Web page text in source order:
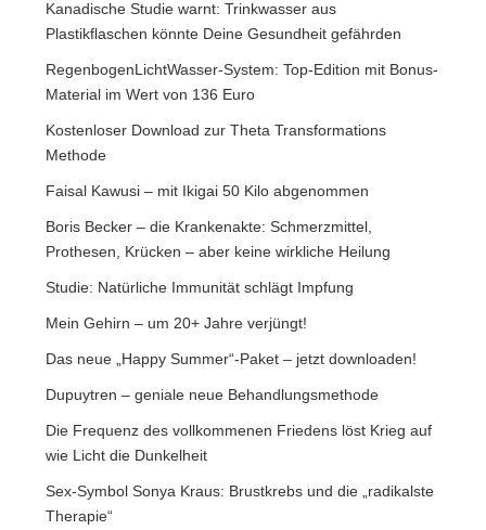
Kanadische Studie warnt: Trinkwasser aus
Plastikflaschen könnte Deine Gesundheit gefährden
RegenbogenLichtWasser-System: Top-Edition mit Bonus-
Material im Wert von 136 Euro
Kostenloser Download zur Theta Transformations
Methode
Faisal Kawusi – mit Ikigai 50 Kilo abgenommen
Boris Becker – die Krankenakte: Schmerzmittel,
Prothesen, Krücken – aber keine wirkliche Heilung
Studie: Natürliche Immunität schlägt Impfung
Mein Gehirn – um 20+ Jahre verjüngt!
Das neue „Happy Summer“-Paket – jetzt downloaden!
Dupuytren – geniale neue Behandlungsmethode
Die Frequenz des vollkommenen Friedens löst Krieg auf
wie Licht die Dunkelheit
Sex-Symbol Sonya Kraus: Brustkrebs und die „radikalste
Therapie“